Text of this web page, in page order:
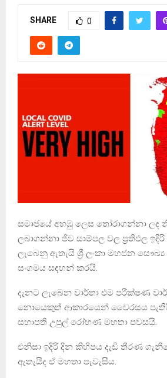
SHARE 0
සමාජයේ අහඹු ලෙස තෝරාගන්නා ලද
ලබාගන්නා ජීව සාම්පල වල ප්‍රතිඵල
ලැබෙනු ඇතැයි ශ්‍රී ලංකා මහජන
සංගමය සඳහන් කරයි.
දැනට ලැබෙන වාර්තා එම පරීක්ෂණ
නොයෙකුත් ආකාරයෙන් වෛරසය
සභාපති උපුල් රෝහණ මහතා පවසයි.
එනිසා ඉදිරි දින කිහිපය දැඩි තීරණ
ඇතැයිද ඒ මහතා පැවැසීය.